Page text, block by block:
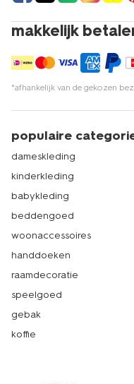
makkelijk
*afhankelijk van de gekozen
populaire
dameskleding
kinderkleding
babykleding
beddengoed
woonaccessoires
handdoeken
raamdecoratie
speelgoed
gebak
koffie